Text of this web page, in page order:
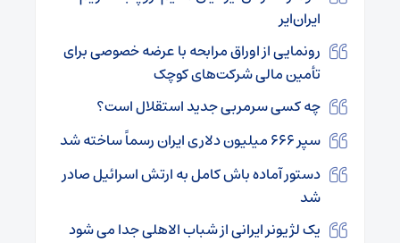
ایران‌ایر
رونمایی از اوراق مرابحه با عرضه خصوصی برای
تأمین مالی شرکت‌های کوچک
چه کسی سرمربی جدید استقلال است؟
سپر ۶۶۶ میلیون دلاری ایران رسماً ساخته شد
دستور آماده باش کامل به ارتش اسرائیل صادر
شد
یک لژیونر ایرانی از شباب الاهلی جدا می شود